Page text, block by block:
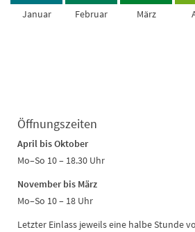
Januar Februar März
Öffnungszeiten
April bis Oktober
Mo–So 10 – 18.30 Uhr
November bis März
Mo–So 10 – 18 Uhr
Letzter Einlass jeweils eine halbe Stunde